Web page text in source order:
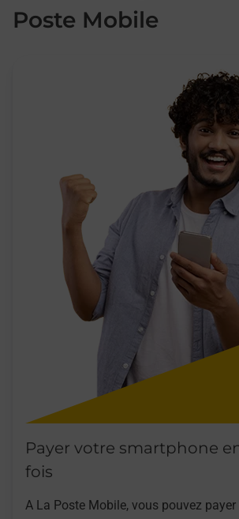
Poste Mobile
Payer votre smartphone
fois
A La Poste Mobile, vous pouvez